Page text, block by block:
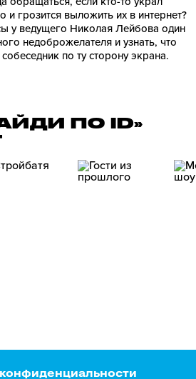
грозится выложить их в интернет?
у ведущего Николая Лейбова один
недоброжелателя и узнать, что
по ту сторону экрана.
ПО ID»